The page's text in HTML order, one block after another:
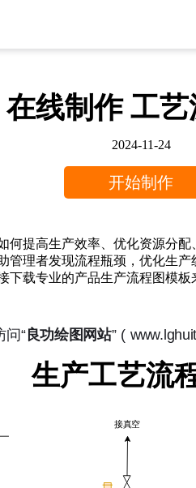
在线制作 工艺
2024-11-24
开始制作
何提高生产效率、优化资源分
管理者发现流程瓶颈，优化生
载专业的产品生产流程图模板